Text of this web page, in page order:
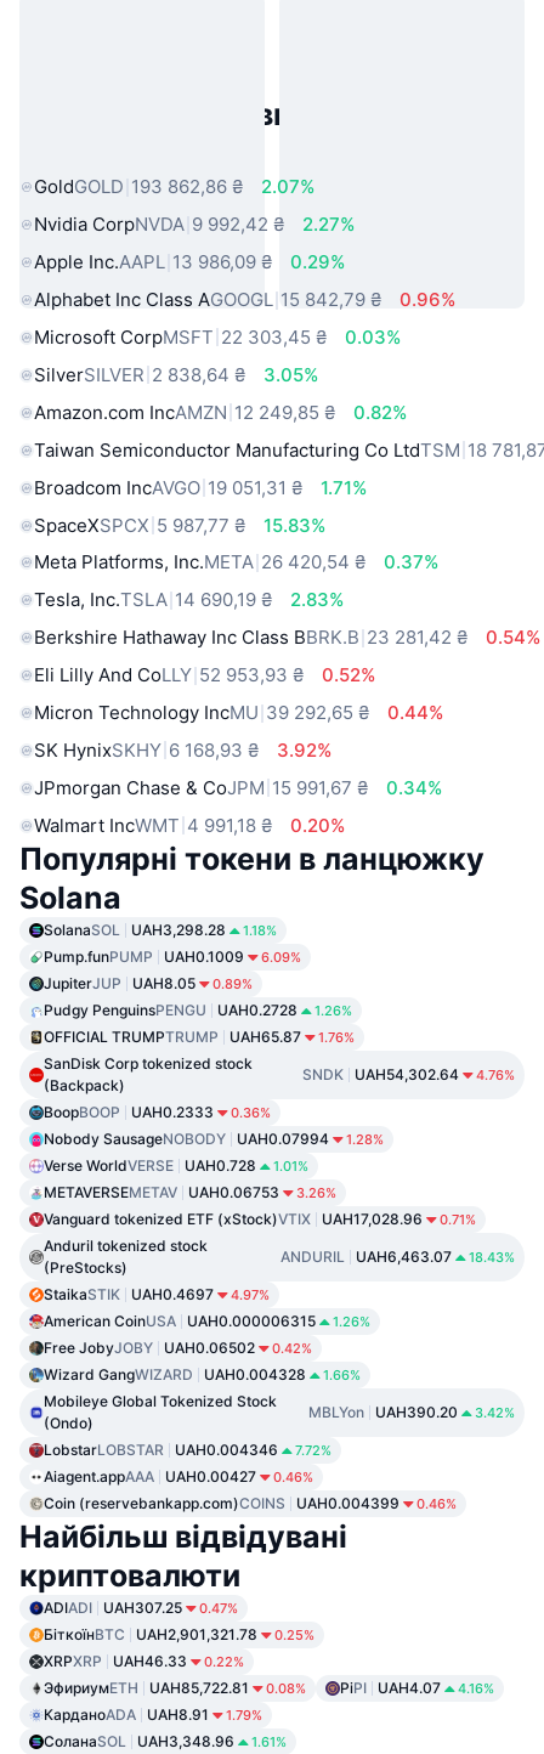
Популярні активи реального
GoldGOLD 193 862,86 ₴
2.07%
Nvidia CorpNVDA 9 992,42 ₴
2.27%
Apple Inc.AAPL 13 986,09 ₴
0.29%
Alphabet Inc Class AGOOGL 15 842,79 ₴
0.96%
Microsoft CorpMSFT 22 303,45 ₴
0.03%
SilverSILVER 2 838,64 ₴
3.05%
Amazon.com IncAMZN 12 249,85 ₴
0.82%
Taiwan Semiconductor Manufacturing Co LtdTSM 18
Broadcom IncAVGO 19 051,31 ₴
1.71%
SpaceXSPCX 5 987,77 ₴
15.83%
Meta Platforms, Inc.META 26 420,54 ₴
0.37%
Tesla, Inc.TSLA 14 690,19 ₴
2.83%
Berkshire Hathaway Inc Class BBRK.B 23 281,42 ₴
0.54%
Eli Lilly And CoLLY 52 953,93 ₴
0.52%
Micron Technology IncMU 39 292,65 ₴
0.44%
SK HynixSKHY 6 168,93 ₴
3.92%
JPmorgan Chase & CoJPM 15 991,67 ₴
0.34%
Walmart IncWMT 4 991,18 ₴ 0.20%
Популярні токени в ланцюжку
Solana
SolanaSOL UAH3,298.28 1.18%
Pump.funPUMP UAH0.1009 6.09%
JupiterJUP UAH8.05 0.89%
Pudgy PenguinsPENGU UAH0.2728 1.26%
OFFICIAL TRUMPTRUMP UAH65.87 1.76%
SanDisk Corp tokenized stock
(Backpack)
SNDK UAH54,302.64 4.76%
BoopBOOP UAH0.2333 0.36%
Nobody SausageNOBODY UAH0.07994 1.28%
Verse WorldVERSE UAH0.728 1.01%
METAVERSEMETAV UAH0.06753 3.26%
Vanguard tokenized ETF (xStock)VTIX UAH17,028.96 0.71%
Anduril tokenized stock
(PreStocks)
ANDURIL UAH6,463.07 18.43%
StaikaSTIK UAH0.4697 4.97%
American CoinUSA UAH0.000006315 1.26%
Free JobyJOBY UAH0.06502 0.42%
Wizard GangWIZARD UAH0.004328 1.66%
Mobileye Global Tokenized Stock
(Ondo)
MBLYon UAH390.20 3.42%
LobstarLOBSTAR UAH0.004346 7.72%
Aiagent.appAAA UAH0.00427 0.46%
Coin (reservebankapp.com)COINS UAH0.004399 0.46%
Найбільш відвідувані
криптовалюти
ADIADI UAH307.25 0.47%
БіткоїнBTC UAH2,901,321.78 0.25%
XRPXRP UAH46.33 0.22%
ЭфириумETH UAH85,722.81 0.08% PiPI UAH4.07 4.16%
КарданоADA UAH8.91 1.79%
СоланаSOL UAH3,348.96 1.61%